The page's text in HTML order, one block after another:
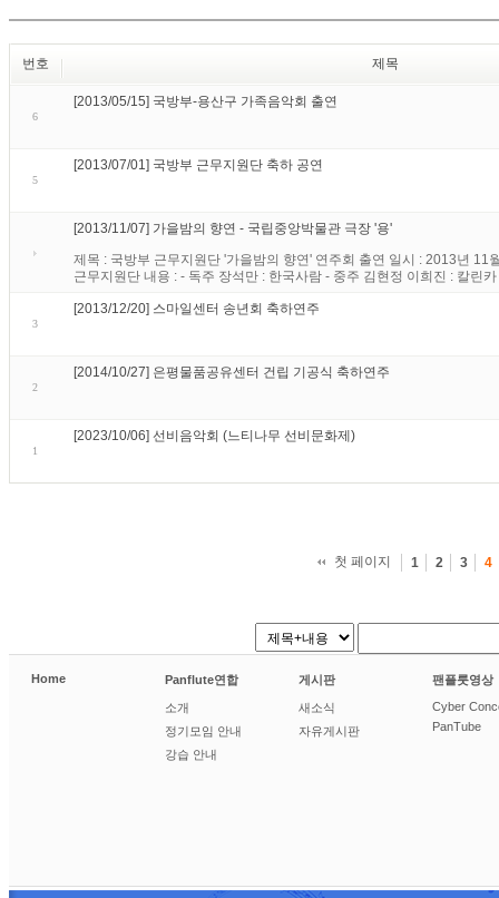
번호 제목
6
[2013/05/15] 국방부-용산구 가족음악회 출연
5
[2013/07/01] 국방부 근무지원단 축하 공연
[2013/11/07] 가을밤의 향연 - 국립중앙박물관 극장 '용'
제목 : 국방부 근무지원단 '가을밤의 향연' 연주회 출연 일시 : 2013년
근무지원단 내용 : - 독주 장석만 : 한국사람 - 중주 김현정 이희진 : 칼린
3
[2013/12/20] 스마일센터 송년회 축하연주
2
[2014/10/27] 은평물품공유센터 건립 기공식 축하연주
1
[2023/10/06] 선비음악회 (느티나무 선비문화제)
첫 페이지 1 2 3 4
Home Panflute연합
소개
정기모임 안내
강습 안내
게시판
새소식
자유게시판
팬플룻영상
Cyber
PanTube